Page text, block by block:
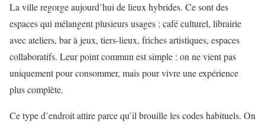
La ville regorge aujourd’hui de lieux hybrides. Ce sont des
espaces qui mélangent plusieurs usages : café culturel, librairie
avec ateliers, bar à jeux, tiers-lieux, friches artistiques, espaces
collaboratifs. Leur point commun est simple : on ne vient pas
uniquement pour consommer, mais pour vivre une expérience
plus complète.
Ce type d’endroit attire parce qu’il brouille les codes habituels. On